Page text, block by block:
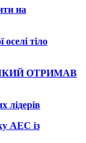
на
тіло
ОТРИМАВ
лідерів
АЕС із